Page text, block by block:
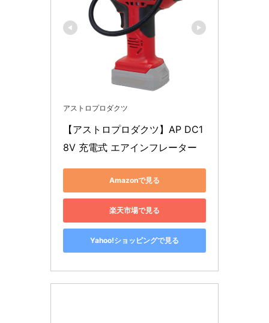
アストロプロダクツ
【アストロプロダクツ】AP DC1
8V 充電式 エアインフレーター
Amazonで見る
楽天市場で見る
Yahoo!ショッピングで見る